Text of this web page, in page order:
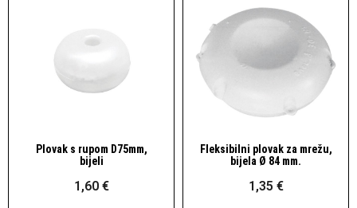
Brzi pogled
Plovak s rupom D75mm,
bijeli
1,60 €
Brzi pogled
Fleksibilni plovak za mrežu,
bijela Ø 84 mm.
1,35 €